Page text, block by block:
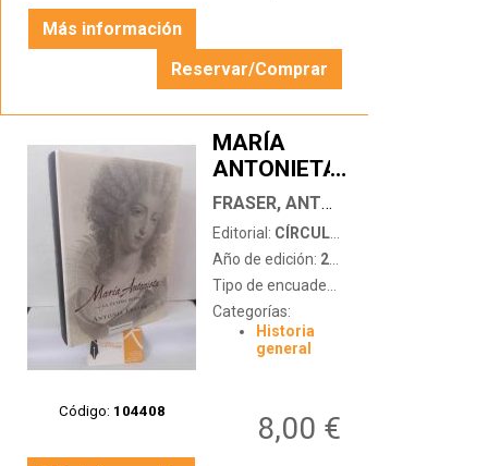
Más información
Reservar/Comprar
Código: 104408
MARÍA
ANTONIETA.
LA ÚLTIMA
REINA
…
FRASER, ANTONIA
Editorial: CÍRCULO DE LECTORES
Año de edición: 2006
Tipo de encuadernación:
Categorías:
Historia
general
8,00 €